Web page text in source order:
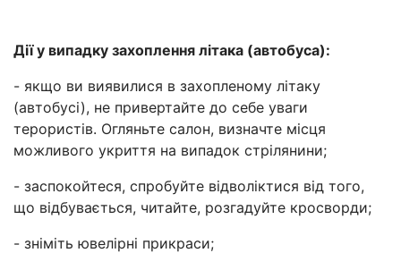
Дії у випадку захоплення літака (автобуса):
- якщо ви виявилися в захопленому літаку
(автобусі), не привертайте до себе уваги
терористів. Огляньте салон, визначте місця
можливого укриття на випадок стрілянини;
- заспокойтеся, спробуйте відволіктися від того,
що відбувається, читайте, розгадуйте кросворди;
- зніміть ювелірні прикраси;